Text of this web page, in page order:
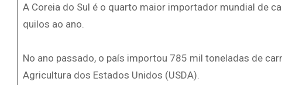
A Coreia do Sul é o quarto maior importador mundial de
quilos ao ano.
No ano passado, o país importou 785 mil toneladas de
Agricultura dos Estados Unidos (USDA).